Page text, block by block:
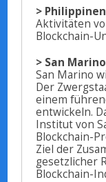
> Philippinen
Aktivitäten
Blockchain-
> San Marino
San Marino
Der
einem
entwickeln.
Institut von
Blockchain-
Ziel der
gesetzlicher
Blockchain-